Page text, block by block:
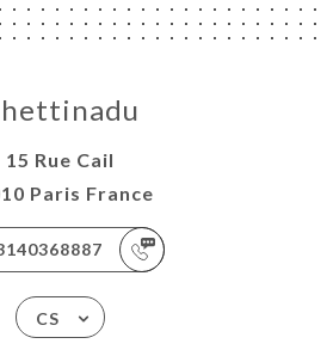
15 Rue Cail
Paris France
CS